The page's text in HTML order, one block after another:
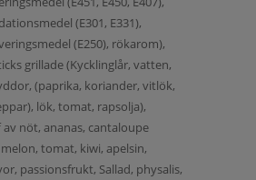
(E301, E331),
(E250), rökarom),
grillade (Kycklinglår, vatten,
(paprika, koriander, vitlök,
lök, tomat, rapsolja),
nöt, ananas, cantaloupe
tomat, kiwi, apelsin,
passionsfrukt, Sallad, physalis,